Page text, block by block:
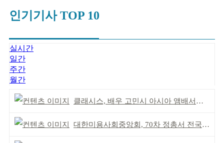
인기기사 TOP 10
실시간
일간
주간
월간
클래시스, 배우 고민시 아시아 앰배서더로 선정
대한미용사회중앙회, 70차 정총서 전국 회원 단결 다짐